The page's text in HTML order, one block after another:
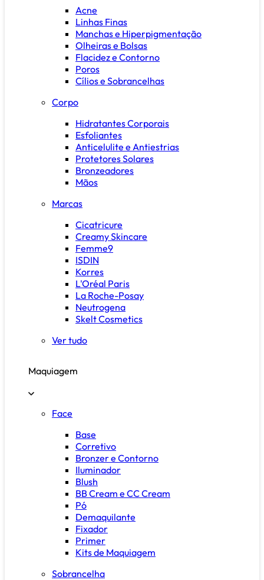
Acne
Linhas Finas
Manchas e Hiperpigmentação
Olheiras e Bolsas
Flacidez e Contorno
Poros
Cílios e Sobrancelhas
Corpo
Hidratantes Corporais
Esfoliantes
Anticelulite e Antiestrias
Protetores Solares
Bronzeadores
Mãos
Marcas
Cicatricure
Creamy Skincare
Femme9
ISDIN
Korres
L'Oréal Paris
La Roche-Posay
Neutrogena
Skelt Cosmetics
Ver tudo
Maquiagem
Face
Base
Corretivo
Bronzer e Contorno
Iluminador
Blush
BB Cream e CC Cream
Pó
Demaquilante
Fixador
Primer
Kits de Maquiagem
Sobrancelha